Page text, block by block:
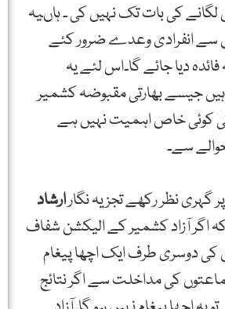
کی بات تک نہیں کی ۔ ہاںیہ
سے انفرادی وعدے ضرور کئے
دیا جائے گا۔اس لئے یہ
جیسے بھارتی مقبوضہ کشمیر
کوئی خاص اہمیت نہیں ہے
سے۔
نظر رکھے تجزیہ نگارارشاد
کہ اگر آزاد کشمیر کے الیکشن شفاف
کی دوسری طرف ایک اچھا پیغام
کی مداخلت سے اگر نتائج